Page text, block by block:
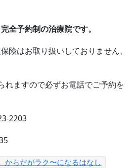
全予約制の治療院です。
険はお取り扱いしておりません、
れますので必ずお電話でご予約を
2203
からだがラク〜になるはなし